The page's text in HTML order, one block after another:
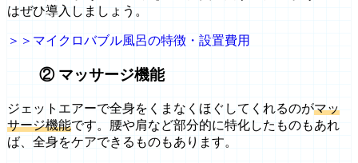
はぜひ導入しましょう。
＞＞マイクロバブル風呂の特徴・設置費用
② マッサージ機能
ジェットエアーで全身をくまなくほぐしてくれるのがマッ
サージ機能です。腰や肩など部分的に特化したものもあれ
ば、全身をケアできるものもあります。